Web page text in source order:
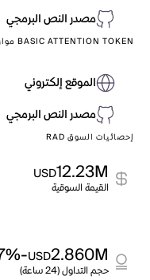
مصدر النص البرمجي
BASIC ATTENTION TOKEN موارد
الموقع إلكتروني
مصدر النص البرمجي
إحصائيات السوق RAD
12.23M
USD
القيمة السوقية
2.860M
USD
-21.97%
حجم التداول (24 ساعة)